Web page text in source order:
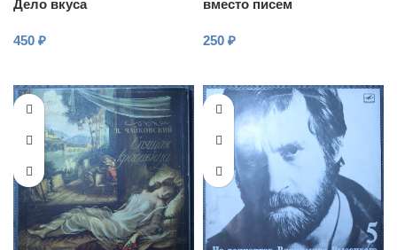
Дело вкуса
450 ₽
вместо писем
250 ₽